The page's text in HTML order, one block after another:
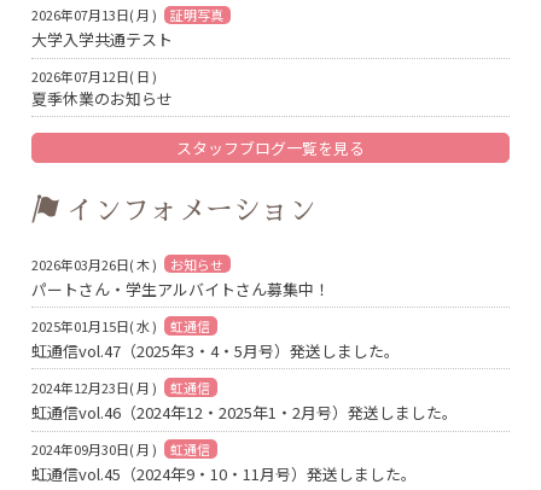
2026年07月13日( 月 ) 証明写真
大学入学共通テスト
2026年07月12日( 日 )
夏季休業のお知らせ
スタッフブログ一覧を見る
インフォメーション
2026年03月26日( 木 ) お知らせ
パートさん・学生アルバイトさん募集中！
2025年01月15日( 水 ) 虹通信
虹通信vol.47（2025年3・4・5月号）発送しました。
2024年12月23日( 月 ) 虹通信
虹通信vol.46（2024年12・2025年1・2月号）発送しました。
2024年09月30日( 月 ) 虹通信
虹通信vol.45（2024年9・10・11月号）発送しました。